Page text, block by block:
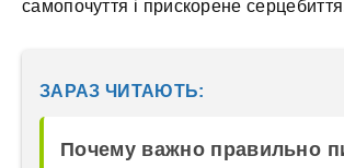
самопочуття і прискорене
ЗАРАЗ ЧИТАЮТЬ:
Почему важно правильно